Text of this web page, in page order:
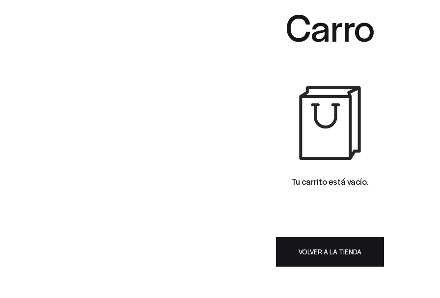
piedra
Carro
Tu carrito está vacío.
VOLVER A LA TIENDA